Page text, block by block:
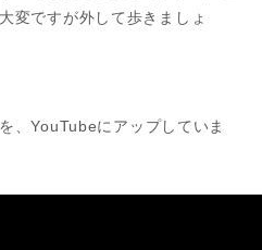
変ですが外して歩きましょ
、YouTubeにアップしていま